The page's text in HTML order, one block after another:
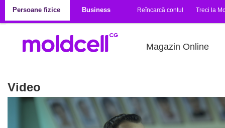
Persoane fizice
Business Reîncarcă contul Treci la
Magazin Online
Video